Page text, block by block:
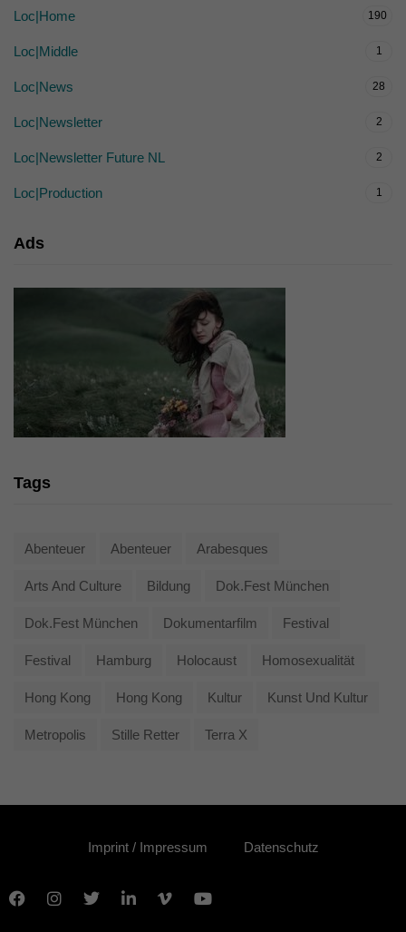
Loc|Home 190
Loc|Middle 1
Loc|News 28
Loc|Newsletter 2
Loc|Newsletter Future NL 2
Loc|Production 1
Ads
Tags
Abenteuer Abenteuer Arabesques
Arts And Culture Bildung Dok.fest München
Dok.fest München Dokumentarfilm Festival
Festival Hamburg Holocaust Homosexualität
Hong Kong Hong Kong Kultur Kunst Und Kultur
Metropolis Stille Retter Terra X
Imprint / Impressum Datenschutz